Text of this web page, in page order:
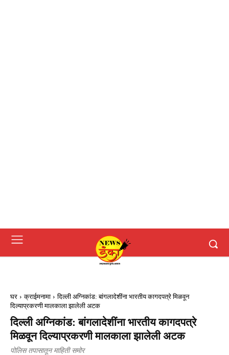
घर क्राईमनामा
दिल्ली अग्निकांड: बांगलादेशींना भारतीय कागदपत्रे मिळवून
दिल्याप्रकरणी मालकाला झालेली अटक
दिल्ली अग्निकांड: बांगलादेशींना भारतीय कागदपत्रे
मिळवून दिल्याप्रकरणी मालकाला झालेली अटक
पोलिस तपासातून माहिती समोर